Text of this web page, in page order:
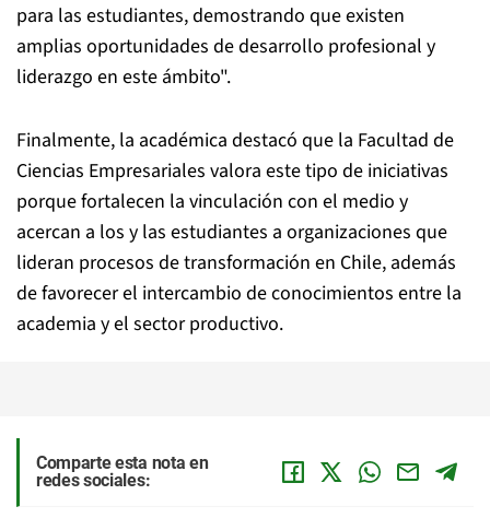
para las estudiantes, demostrando que existen
amplias oportunidades de desarrollo profesional y
liderazgo en este ámbito".
Finalmente, la académica destacó que la Facultad de
Ciencias Empresariales valora este tipo de iniciativas
porque fortalecen la vinculación con el medio y
acercan a los y las estudiantes a organizaciones que
lideran procesos de transformación en Chile, además
de favorecer el intercambio de conocimientos entre la
academia y el sector productivo.
Comparte esta nota en
redes sociales: